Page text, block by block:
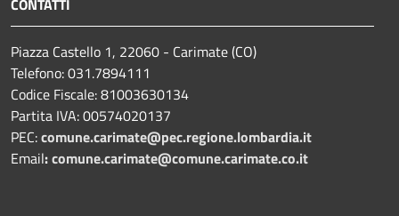
CONTATTI
Piazza Castello 1, 22060 - Carimate (CO)
Telefono: 031.7894111
Codice Fiscale: 81003630134
Partita IVA: 00574020137
PEC:comune.carimate@pec.regione.lombardia.it
Email:comune.carimate@comune.carimate.co.it